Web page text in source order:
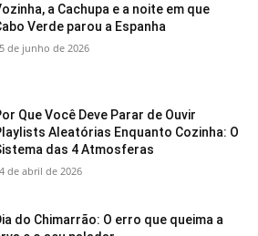
a Cachupa e a noite em que
Verde parou a Espanha
de junho de 2026
Que Você Deve Parar de Ouvir
Aleatórias Enquanto Cozinha: O
das 4 Atmosferas
de abril de 2026
do Chimarrão: O erro que queima a